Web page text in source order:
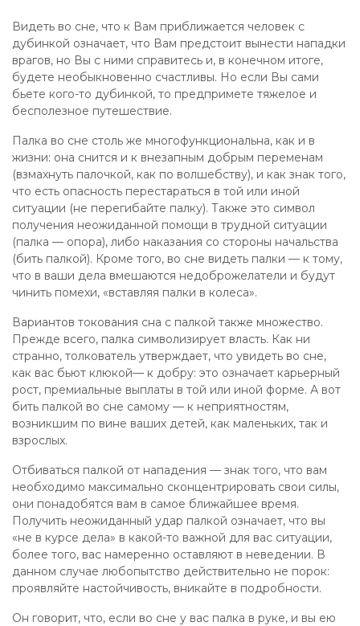
Видеть во сне, что к Вам приближается человек с
дубинкой означает, что Вам предстоит вынести нападки
врагов, но Вы с ними справитесь и, в конечном итоге,
будете необыкновенно счастливы. Но если Вы сами
бьете кого-то дубинкой, то предпримете тяжелое и
бесполезное путешествие.
Палка во сне столь же многофункциональна, как и в
жизни: она снится и к внезапным добрым переменам
(взмахнуть палочкой, как по волшебству), и как знак того,
что есть опасность перестараться в той или иной
ситуации (не перегибайте палку). Также это символ
получения неожиданной помощи в трудной ситуации
(палка — опора), либо наказания со стороны начальства
(бить палкой). Кроме того, во сне видеть палки — к тому,
что в ваши дела вмешаются недоброжелатели и будут
чинить помехи, «вставляя палки в колеса».
Вариантов токования сна с палкой также множество.
Прежде всего, палка символизирует власть. Как ни
странно, толкователь утверждает, что увидеть во сне,
как вас бьют клюкой— к добру: это означает карьерный
рост, премиальные выплаты в той или иной форме. А вот
бить палкой во сне самому — к неприятностям,
возникшим по вине ваших детей, как маленьких, так и
взрослых.
Отбиваться палкой от нападения — знак того, что вам
необходимо максимально сконцентрировать свои силы,
они понадобятся вам в самое ближайшее время.
Получить неожиданный удар палкой означает, что вы
«не в курсе дела» в какой-то важной для вас ситуации,
более того, вас намеренно оставляют в неведении. В
данном случае любопытство действительно не порок:
проявляйте настойчивость, вникайте в подробности.
Он говорит, что, если во сне у вас палка в руке, и вы ею